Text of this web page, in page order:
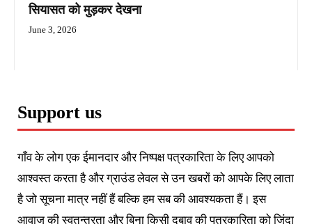
सियासत को मुड़कर देखना
June 3, 2026
Support us
गाँव के लोग एक ईमानदार और निष्पक्ष पत्रकारिता के लिए आपको
आश्वस्त करता है और ग्राउंड लेवल से उन खबरों को आपके लिए लाता
है जो सूचना मात्र नहीं हैं बल्कि हम सब की आवश्यकता हैं। इस
आवाज की स्वतन्त्रता और बिना किसी दबाव की पत्रकारिता को जिंदा